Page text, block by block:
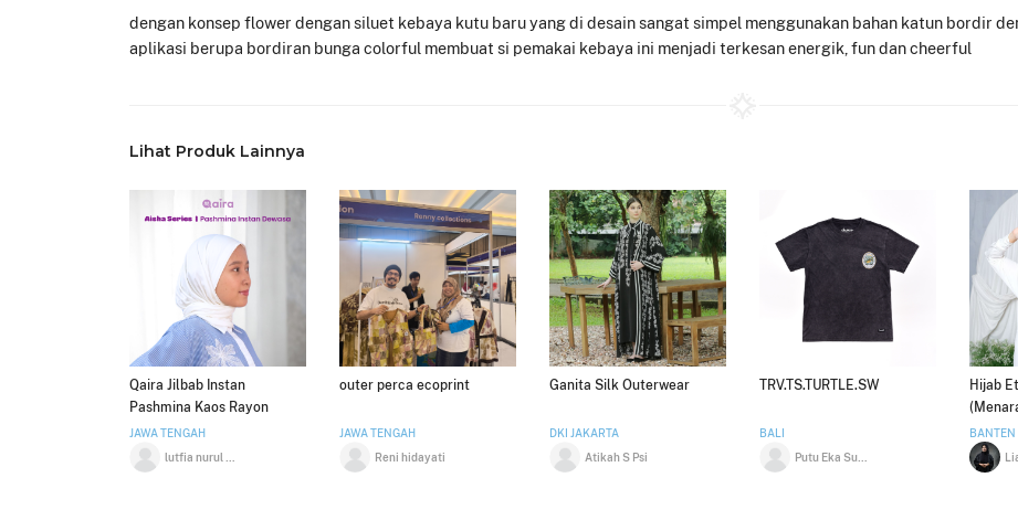
dengan konsep flower dengan siluet kebaya kutu baru yang di desain sangat simpel menggunakan bahan katun bordir
aplikasi berupa bordiran bunga colorful membuat si pemakai kebaya ini menjadi terkesan energik, fun dan cheerful
Lihat Produk Lainnya
Qaira Jilbab Instan
Pashmina Kaos Rayon
Aisha Series
JAWA TENGAH
outer perca ecoprint
JAWA TENGAH
Reni hidayati
Ganita Silk Outerwear
DKI JAKARTA
Atikah S Psi
TRV.TS.TURTLE.SW
BALI
Hijab
BANTEN